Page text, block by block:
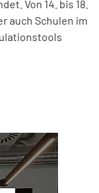
Von 14. bis 18.
auch Schulen im